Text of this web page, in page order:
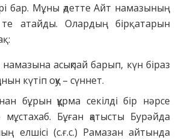
бар. Мұны әдетте Айт намазының
те атайды. Олардың бірқатарын
асықпай барып, күн біраз
күтіп оқу – сүннет.
бұрын құрма секілді бір нәрсе
Бұған қатысты Бурәйда
елшісі (с.ғ.с.) Рамазан айтында